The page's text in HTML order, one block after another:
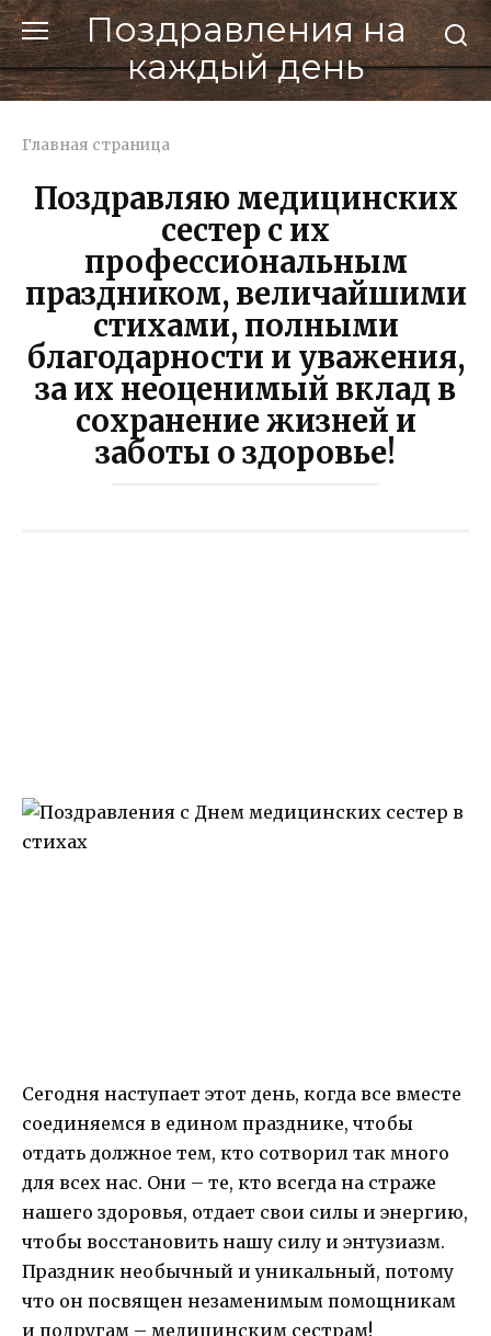
Перейти
к
контенту
Поздравления на
каждый день
Главная страница
Поздравляю медицинских
сестер с их
профессиональным
праздником, величайшими
стихами, полными
благодарности и уважения,
за их неоценимый вклад в
сохранение жизней и
заботы о здоровье!
Сегодня наступает этот день, когда все вместе
соединяемся в едином празднике, чтобы
отдать должное тем, кто сотворил так много
для всех нас. Они – те, кто всегда на страже
нашего здоровья, отдает свои силы и энергию,
чтобы восстановить нашу силу и энтузиазм.
Праздник необычный и уникальный, потому
что он посвящен незаменимым помощникам
и подругам – медицинским сестрам!